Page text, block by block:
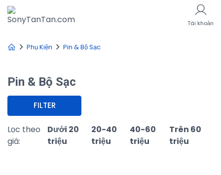
Tài khoản
Phụ Kiện Pin & Bộ Sạc
Pin & Bộ Sạc
FILTER
Lọc theo
giá:
Dưới 20
triệu
20-40
triệu
40-60
triệu
Trên 60
triệu